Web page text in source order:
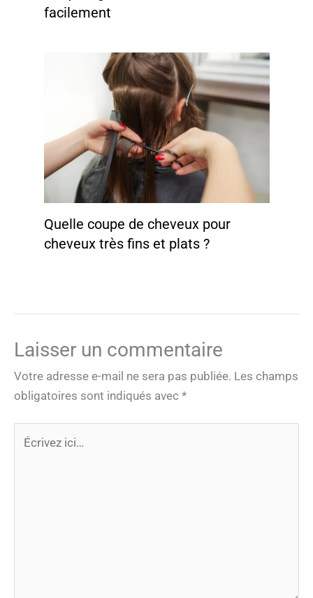
facilement
Quelle coupe de cheveux pour
cheveux très fins et plats ?
Laisser un commentaire
Votre adresse e-mail ne sera pas publiée. Les champs
obligatoires sont indiqués avec *